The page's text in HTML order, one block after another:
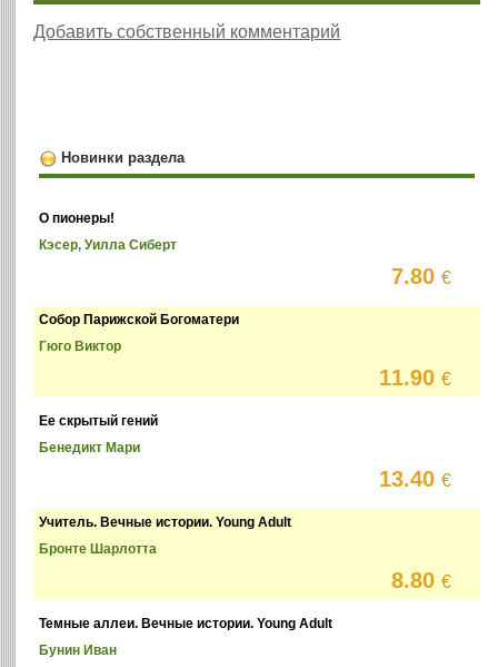
Добавить собственный комментарий
Новинки раздела
О пионеры!
Кэсер, Уилла Сиберт
7.80€
Собор Парижской Богоматери
Гюго Виктор
11.90€
Ее скрытый гений
Бенедикт Мари
13.40€
Учитель. Вечные истории. Young Adult
Бронте Шарлотта
8.80€
Темные аллеи. Вечные истории. Young Adult
Бунин Иван